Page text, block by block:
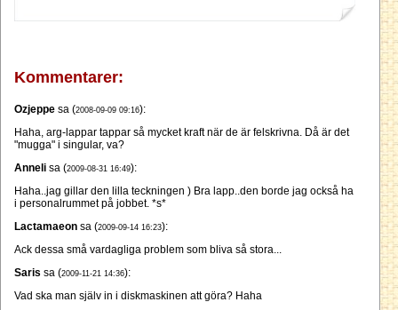
Kommentarer:
Ozjeppe sa (2008-09-09 09:16):
Haha, arg-lappar tappar så mycket kraft när de är felskrivna. Då är det
"mugga" i singular, va?
Anneli sa (2009-08-31 16:49):
Haha..jag gillar den lilla teckningen ) Bra lapp..den borde jag också ha
i personalrummet på jobbet. *s*
Lactamaeon sa (2009-09-14 16:23):
Ack dessa små vardagliga problem som bliva så stora...
Saris sa (2009-11-21 14:36):
Vad ska man själv in i diskmaskinen att göra? Haha